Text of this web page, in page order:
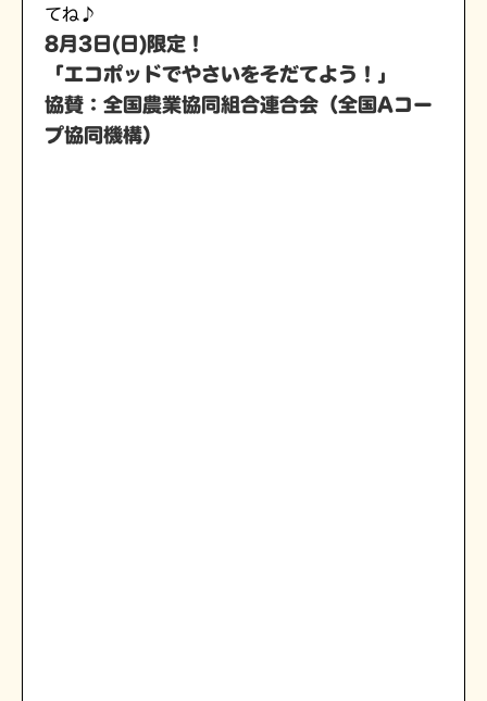
てね♪
8月3日(日)限定！
「エコポッドでやさいをそだてよう！」
協賛：全国農業協同組合連合会（全国Aコー
プ協同機構）